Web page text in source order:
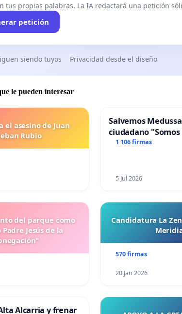
tus propias palabras. La IA redactará una petición
petición
siendo tuyos Privacidad desde el diseño
le pueden interesar
el asesino de Juan
Rubio
Salvemos
ciudadano
1 106 firmas
5 Jul 2026
del parque como
Jesús de la
Candidatura La
570 firmas
20 Jan 2026
Alcarria y frenar